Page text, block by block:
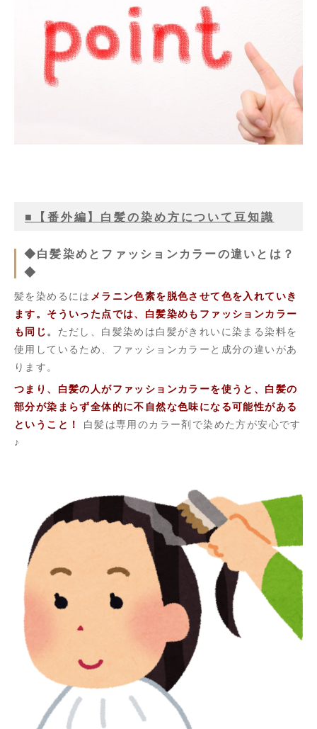
■【番外編】白髪の染め方について豆知識
◆白髪染めとファッションカラーの違いとは？
◆
髪を染めるには メラニン色素を脱色させて色を入れていき
ます。そういった点では、白髪染めもファッションカラー
も同じ。 ただし、白髪染めは白髪がきれいに染まる染料を
使用しているため、ファッションカラーと成分の違いがあ
ります。
つまり、白髪の人がファッションカラーを使うと、白髪の
部分が染まらず全体的に不自然な色味になる可能性がある
ということ！
白髪は専用のカラー剤で染めた方が安心です
♪